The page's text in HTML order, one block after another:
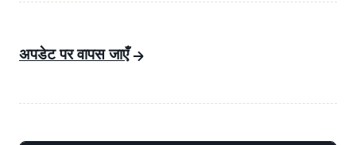
अपडेट पर वापस जाएँ